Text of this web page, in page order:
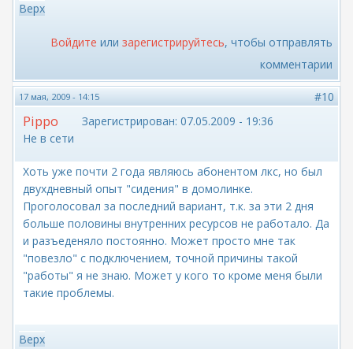
Верх
Войдите или зарегистрируйтесь, чтобы отправлять
комментарии
17 мая, 2009 - 14:15 #10
Pippo
Не в сети
Зарегистрирован: 07.05.2009 - 19:36
Хоть уже почти 2 года являюсь абонентом лкс, но был
двухдневный опыт "сидения" в домолинке.
Проголосовал за последний вариант, т.к. за эти 2 дня
больше половины внутренних ресурсов не работало. Да
и разъеденяло постоянно. Может просто мне так
"повезло" с подключением, точной причины такой
"работы" я не знаю. Может у кого то кроме меня были
такие проблемы.
Верх